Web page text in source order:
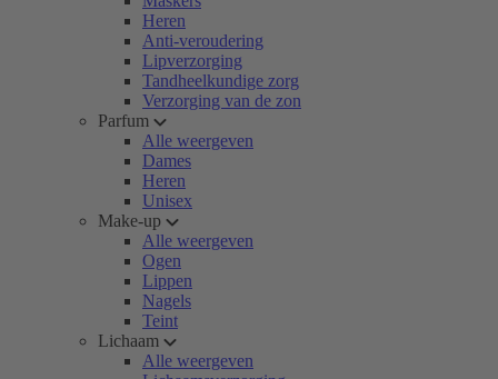
Heren
Anti-veroudering
Lipverzorging
Tandheelkundige zorg
Verzorging van de zon
Parfum
Alle weergeven
Dames
Heren
Unisex
Make-up
Alle weergeven
Ogen
Lippen
Nagels
Teint
Lichaam
Alle weergeven